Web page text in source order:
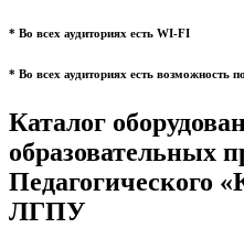
* Во всех аудиториях есть WI-FI
* Во всех аудиториях есть возможность
Каталог
образовательных
ЛГПУ